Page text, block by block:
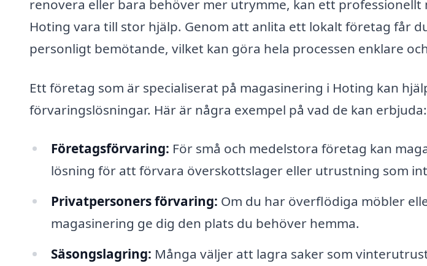
renovera eller bara behöver mer utrymme, kan ett
Hoting vara till stor hjälp. Genom att anlita ett lokalt företag får
personligt bemötande, vilket kan göra hela processen enklare
Ett företag som är specialiserat på magasinering i Hoting kan
förvaringslösningar. Här är några exempel på vad de kan erbjuda:
Företagsförvaring: För små och medelstora företag kan
lösning för att förvara överskottslager eller utrustning som
Privatpersoners förvaring: Om du har överflödiga möbler
magasinering ge dig den plats du behöver hemma.
Säsongslagring: Många väljer att lagra saker som